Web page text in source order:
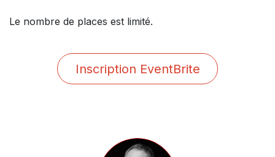
Le nombre de places est limité.
Inscription EventBrite